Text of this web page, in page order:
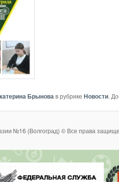
Брыновав рубрике Новости.
№16 (Волгоград) © Все права